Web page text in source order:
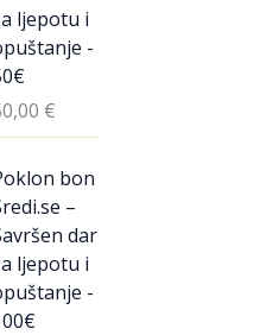
ljepotu i
-
€
bon
–
dar
ljepotu i
-